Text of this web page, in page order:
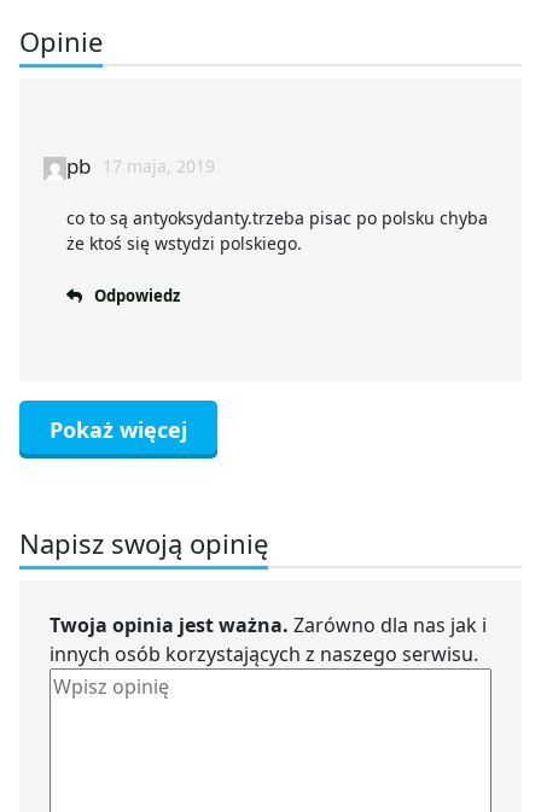
Opinie
pb 17 maja, 2019
co to są antyoksydanty.trzeba pisac po polsku chyba
że ktoś się wstydzi polskiego.
Odpowiedz
Pokaż więcej
Napisz swoją opinię
Twoja opinia jest ważna. Zarówno dla nas jak i
innych osób korzystających z naszego serwisu.